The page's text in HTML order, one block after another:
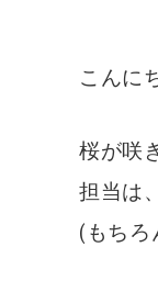
こんに
桜が咲
担当は
(もちろ